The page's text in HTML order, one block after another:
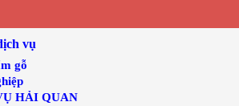
vụ
gỗ
HẢI QUAN